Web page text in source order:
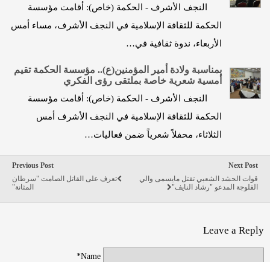
النجف الأشرف - الحكمة (خاص): أقامت مؤسسة
الحكمة للثقافة الإسلامية في النجف الأشرف، مساء أمس
الأربعاء، ندوة ثقافية في…
بمناسبة ولادة أمير المؤمنين(ع).. مؤسسة الحكمة تقيم
أمسية شعرية خاصة بملتقى رؤى الفكري
النجف الأشرف - الحكمة (خاص): أقامت مؤسسة
الحكمة للثقافة الإسلامية في النجف الأشرف أمس
الثلاثاء، محفلاً شعرياً ضمن فعاليات…
Previous Post
تعرف على القاتل الصامت "سرطان
المثانة"
Next Post
قوات الحشد الشعبي تقتل مايسمى والي
الفلوجة المدعو "رشاد النايف"
Leave a Reply
Name*